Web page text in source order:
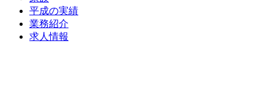
平成の実績
業務紹介
求人情報